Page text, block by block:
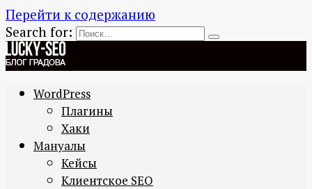
Перейти к содержанию
Search for:
WordPress
Плагины
Хаки
Мануалы
Кейсы
Клиентское SEO